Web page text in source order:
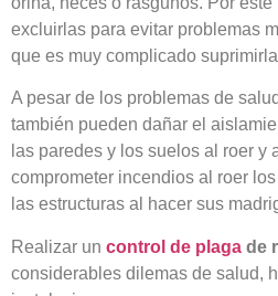
excluirlas para evitar problemas
que es muy complicado
A pesar de los problemas de
también pueden dañar el
las paredes y los suelos al roer y
comprometer incendios al roer
las estructuras al hacer sus
Realizar un control de plaga de
considerables dilemas de salud,